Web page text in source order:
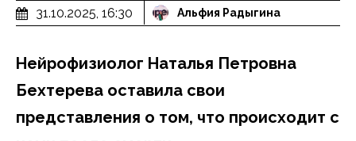
31.10.2025, 16:30 Альфия Радыгина
Нейрофизиолог Наталья Петровна
Бехтерева оставила свои
представления о том, что происходит с